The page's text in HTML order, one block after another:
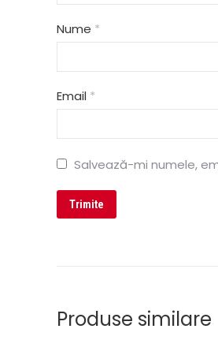
Nume *
Email *
Salvează-mi numele,
Produse similare